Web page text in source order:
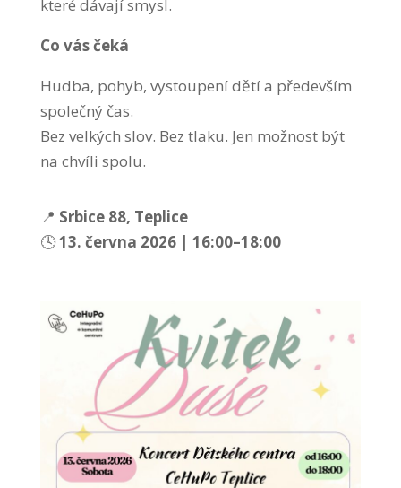
které dávají smysl.
Co vás čeká
Hudba, pohyb, vystoupení dětí a především
společný čas.
Bez velkých slov. Bez tlaku. Jen možnost být
na chvíli spolu.
📍 Srbice 88, Teplice
🕓13. června 2026 | 16:00–18:00